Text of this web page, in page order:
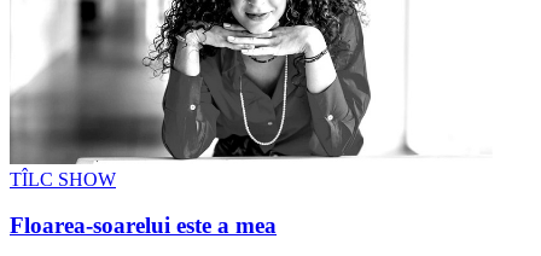
TÎLC SHOW
Floarea-soarelui este a mea